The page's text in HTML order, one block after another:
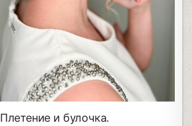
Плетение и булочка.